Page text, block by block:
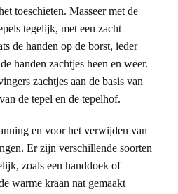
toeschieten. Masseer met de
tegelijk, met een zacht
de handen op de borst, ieder
handen zachtjes heen en weer.
zachtjes aan de basis van
de tepel en de tepelhof.
en voor het verwijden van
Er zijn verschillende soorten
zoals een handdoek of
warme kraan nat gemaakt